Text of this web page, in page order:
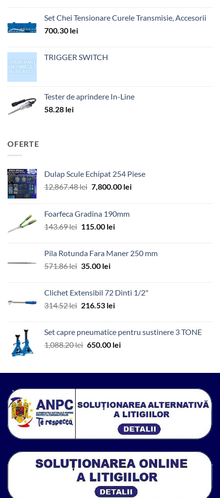
Set Chei Tensionare Curele Transmisie, Accesorii
700.30 lei
TRIGGER SWITCH
Tester de aprindere In-Line
58.28 lei
OFERTE
Dulap Scule Echipat 254 Piese
12,867.48lei Prețul
fost:
12,867.48 lei.
7,800.00 leiPrețul
Foarfeca Gradina 190mm
143.69lei Prețul
fost:
143.69 lei.
115.00 leiPrețul
115.00 lei.
Pila Rotunda Fara Maner 250 mm
571.86lei Prețul
fost:
571.86 lei.
35.00 leiPrețul
35.00 lei.
Clichet Extensibil 72 Dinti 1/2"
314.52lei Prețul
fost:
314.52 lei.
216.53 leiPrețul
216.53 lei.
Set capre pneumatice pentru sustinere 3 TONE
1,088.20lei Prețul
fost:
650.00 leiPrețul
650.00 lei.